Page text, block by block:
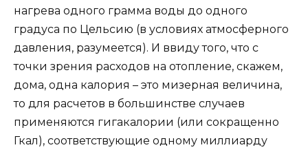
нагрева одного грамма воды до одного
градуса по Цельсию (в условиях атмосферного
давления, разумеется). И ввиду того, что с
точки зрения расходов на отопление, скажем,
дома, одна калория – это мизерная величина,
то для расчетов в большинстве случаев
применяются гигакалории (или сокращенно
Гкал), соответствующие одному миллиарду